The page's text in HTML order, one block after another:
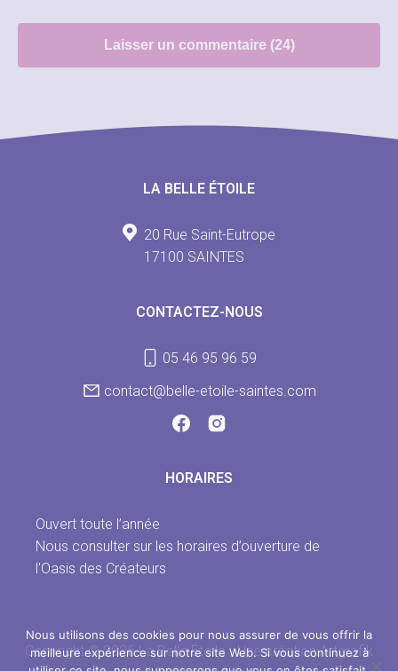
LA BELLE ÉTOILE
20 Rue Saint-Eutrope
17100 SAINTES
CONTACTEZ-NOUS
05 46 95 96 59
contact@belle-etoile-saintes.com
HORAIRES
Ouvert toute l’année
Nous consulter sur les horaires d’ouverture de
l'Oasis des Créateurs
Copyright © 2026 La Belle Étoile - Une création Artgrafik
Nous utilisons des cookies pour nous assurer de vous offrir la
meilleure expérience sur notre site Web. Si vous continuez à